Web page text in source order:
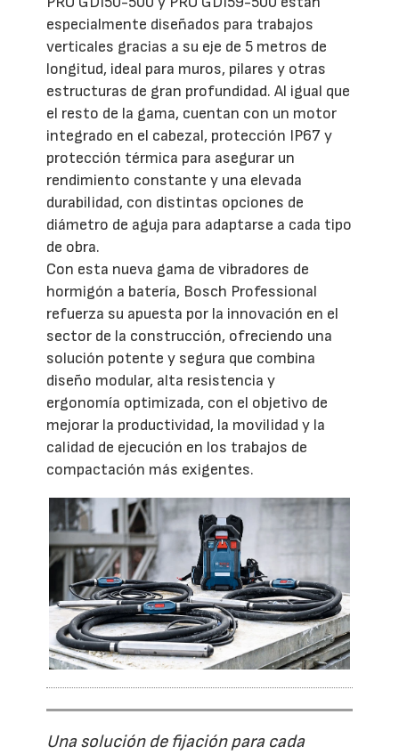
especialmente diseñados para trabajos
verticales gracias a su eje de 5 metros de
longitud, ideal para muros, pilares y otras
estructuras de gran profundidad. Al igual que
el resto de la gama, cuentan con un motor
integrado en el cabezal, protección IP67 y
protección térmica para asegurar un
rendimiento constante y una elevada
durabilidad, con distintas opciones de
diámetro de aguja para adaptarse a cada tipo
de obra.
Con esta nueva gama de vibradores de
hormigón a batería, Bosch Professional
refuerza su apuesta por la innovación en el
sector de la construcción, ofreciendo una
solución potente y segura que combina
diseño modular, alta resistencia y
ergonomía optimizada, con el objetivo de
mejorar la productividad, la movilidad y la
calidad de ejecución en los trabajos de
compactación más exigentes.
Una solución de fijación para cada